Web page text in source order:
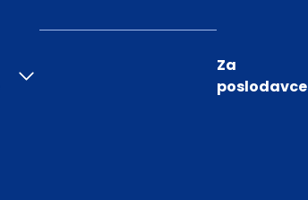
Za
poslodavce